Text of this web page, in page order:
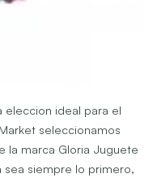
eleccion ideal para el
seleccionamos
la marca Gloria Juguete
siempre lo primero,